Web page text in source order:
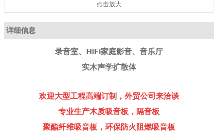
点击放大
详细信息
录音室、HiFi家庭影音、音乐厅
实木声学扩散体
欢迎大型工程高端订制，外贸公司来洽谈
专业生产木质吸音板，隔音板
聚酯纤维吸音板，环保防火阻燃吸音板